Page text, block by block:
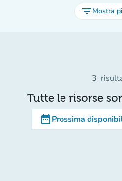
filter_list Mostra
3
Tutte le risorse
date_rangeProssima